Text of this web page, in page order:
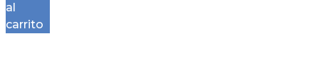
al
carrito